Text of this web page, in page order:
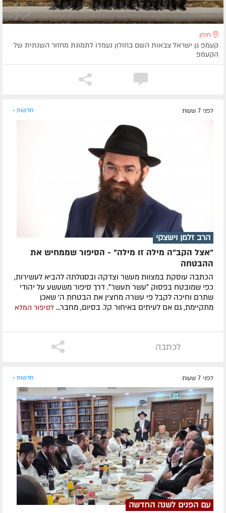
חולון
קעמפ גן ישראל צבאות השם בחולון נעמדו לתמונת מחזור השנתית של
הקעמפ
לפני 7 שעות חדשות »
הרב זלמן וישצקי
"אצל הקב"ה מילה זו מילה" - הסיפור שממחיש את
ההבטחה
הכתבה עוסקת במצוות מעשר וצדקה ובסגולתה להביא לעשירות,
כפי שמובטח בפסוק ״עשר תעשר״. דרך סיפור משעשע על יהודי
שתרם וחיכה לקבל פי עשרה מחצין את הבטחת ה' שאכן
מתקיימת, גם אם לעיתים באיחור קל. בסיום, מחבר... לסיפור המלא
לכתבה
לפני 7 שעות חדשות »
עם הפנים לשנה החדשה